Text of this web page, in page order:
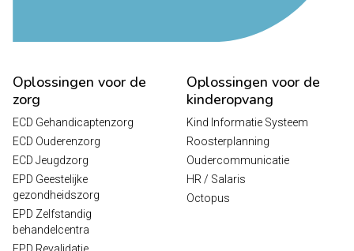
Oplossingen voor de
zorg
ECD Gehandicaptenzorg
ECD Ouderenzorg
ECD Jeugdzorg
EPD Geestelijke
gezondheidszorg
EPD Zelfstandig
behandelcentra
Oplossingen voor de
kinderopvang
Kind Informatie Systeem
Roosterplanning
Oudercommunicatie
HR / Salaris
Octopus